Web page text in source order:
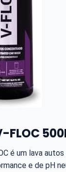
é um lava
e de pH